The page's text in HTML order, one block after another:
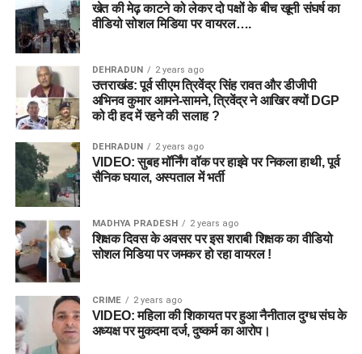
खेत की मेढ़ काटने को लेकर दो पक्षों के बीच खूनी संघर्ष का
वीडियो सोशल मिडिया पर वायरल….
DEHRADUN 2 years ago
उत्तराखंड: पूर्व सीएम त्रिवेंद्र सिंह रावत और डीजीपी
अभिनव कुमार आमने-सामने, त्रिवेंद्र ने आखिर क्यों DGP
को दी हद में रहने की सलाह ?
DEHRADUN 2 years ago
VIDEO: सुबह मॉर्निंग वॉक पर हाइवे पर निकला हाथी, पूर्व
सैनिक घयाल, अस्पताल में भर्ती
MADHYA PRADESH 2 years ago
शिक्षक दिवस के अवसर पर इस शराबी शिक्षक का वीडियो
सोशल मिडिया पर जमकर हो रहा वायरल !
CRIME 2 years ago
VIDEO: महिला की शिकायत पर हुआ नैनीताल दुग्ध संघ के
अध्यक्ष पर मुकदमा दर्ज, दुष्कर्म का आरोप।